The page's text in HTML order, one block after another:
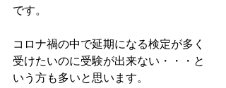
です。
コロナ禍の中で延期になる検定が多く
受けたいのに受験が出来ない・・・と
いう方も多いと思います。